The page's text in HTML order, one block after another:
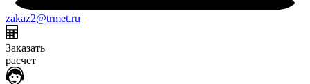
zakaz2@trmet.ru
Заказать
расчет